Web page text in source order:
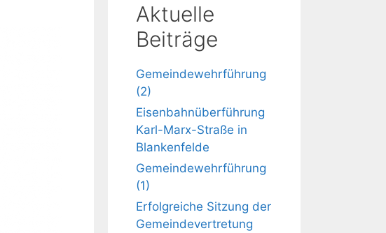
Aktuelle
Beiträge
Gemeindewehrführung
(2)
Eisenbahnüberführung
Karl-Marx-Straße in
Blankenfelde
Gemeindewehrführung
(1)
Erfolgreiche Sitzung der
Gemeindevertretung